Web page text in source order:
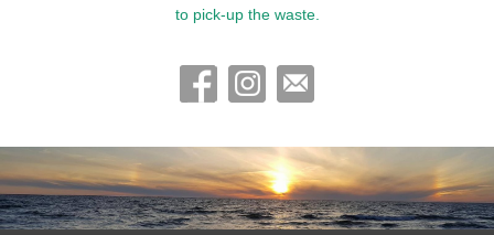
to pick-up the waste.